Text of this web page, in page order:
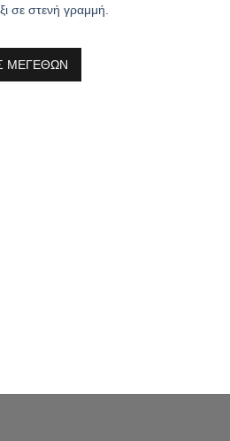
σε στενή γραμμή.
ΜΕΓΕΘΩΝ